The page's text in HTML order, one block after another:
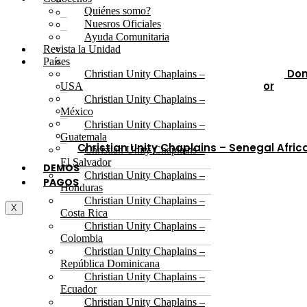
Christian Unity Chaplains – Guatemala
Christian Unity Chaplains – El Salvador
Christian Unity Chaplains – Honduras
Christian Unity Chaplains – Costa Rica
Christian Unity Chaplains – República
Christian Unity Chaplains – Ecuador
Christian Unity Chaplains – Perú
Christian Unity Chaplains – Belice
Christian Unity Chaplains – Uruguay
Christian Unity Chaplains – Argentina
Christian Unity Chaplains – Senegal
DEMOS
PAGOS
X
Quiénes somo?
Nuesros Oficiales
Ayuda Comunitaria
Revista la Unidad
Países
Christian Unity Chaplains –
USA
Christian Unity Chaplains –
México
Christian Unity Chaplains –
Guatemala
Christian Unity Chaplains –
El Salvador
Christian Unity Chaplains –
Honduras
Christian Unity Chaplains –
Costa Rica
Christian Unity Chaplains –
Colombia
Christian Unity Chaplains –
República Dominicana
Christian Unity Chaplains –
Ecuador
Christian Unity Chaplains –